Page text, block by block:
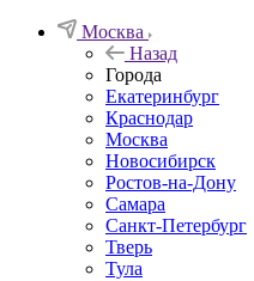
Москва
Назад
Города
Екатеринбург
Краснодар
Москва
Новосибирск
Ростов-на-Дону
Самара
Санкт-Петербург
Тверь
Тула